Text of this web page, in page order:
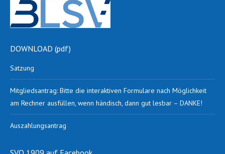
DOWNLOAD (pdf)
Satzung
Mitgliedsantrag: Bitte die interaktiven Formulare nach Möglichkeit
am Rechner ausfüllen, wenn händisch, dann gut lesbar – DANKE!
Auszahlungsantrag